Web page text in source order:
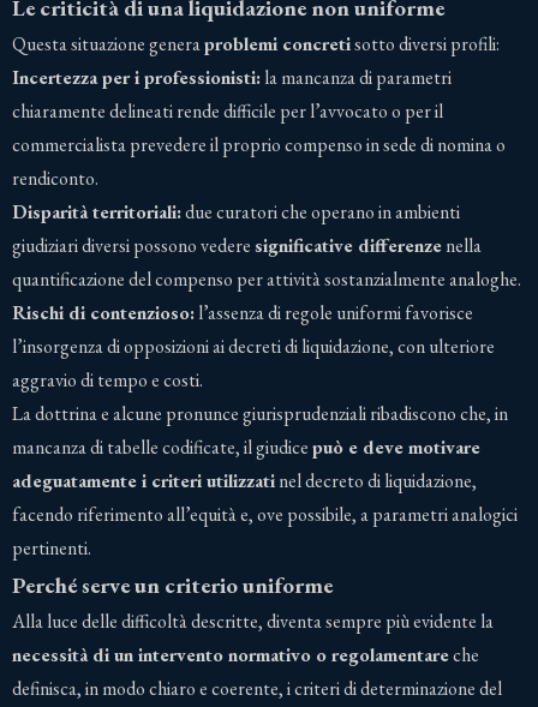
Le criticità di una liquidazione non uniforme
Questa situazione generaproblemi concretisotto diversi profili:
Incertezza per i professionisti:la mancanza di parametri
chiaramente delineati rende difficile per l’avvocato o per il
commercialista prevedere il proprio compenso in sede di nomina o
rendiconto.
Disparità territoriali:due curatori che operano in ambienti
giudiziari diversi possono vederesignificative differenzenella
quantificazione del compenso per attività sostanzialmente analoghe.
Rischi di contenzioso:l’assenza di regole uniformi favorisce
l’insorgenza di opposizioni ai decreti di liquidazione, con ulteriore
aggravio di tempo e costi.
La dottrina e alcune pronunce giurisprudenziali ribadiscono che, in
mancanza di tabelle codificate, il giudicepuò e deve motivare
adeguatamente i criteri utilizzatinel decreto di liquidazione,
facendo riferimento all’equità e, ove possibile, a parametri analogici
pertinenti.
Perché serve un criterio uniforme
Alla luce delle difficoltà descritte, diventa sempre più evidente la
necessità di un intervento normativo o regolamentareche
definisca, in modo chiaro e coerente, i criteri di determinazione del